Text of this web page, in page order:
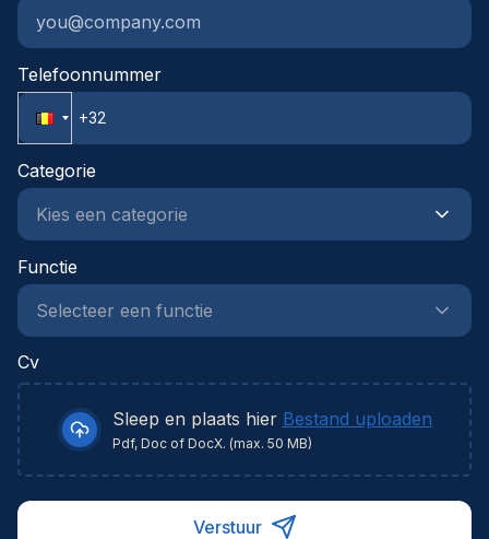
Telefoonnummer
Categorie
Functie
Cv
Sleep en plaats hier Bestand uploaden
Pdf, Doc of DocX. (max. 50 MB)
Verstuur